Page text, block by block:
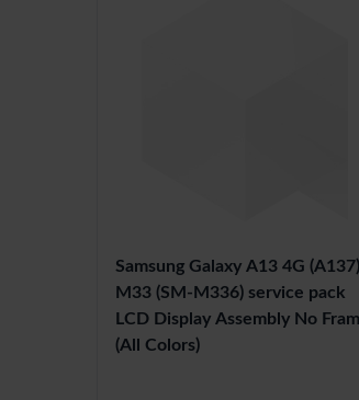
Samsung Galaxy A13 4G
M33 (SM-M336) service pack
LCD Display Assembly No
(All Colors)